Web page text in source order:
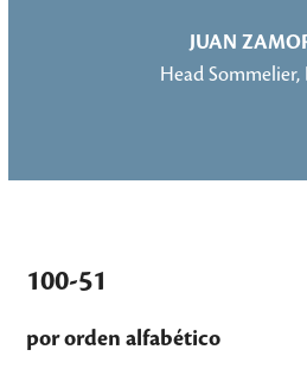
JUAN
Head Sommelier,
100-51
por orden alfabético